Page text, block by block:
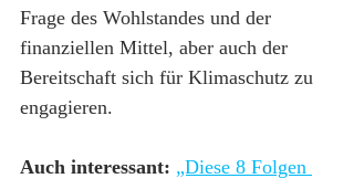
Frage des Wohlstandes und der
finanziellen Mittel, aber auch der
Bereitschaft sich für Klimaschutz zu
engagieren.
Auch interessant: „Diese 8 Folgen